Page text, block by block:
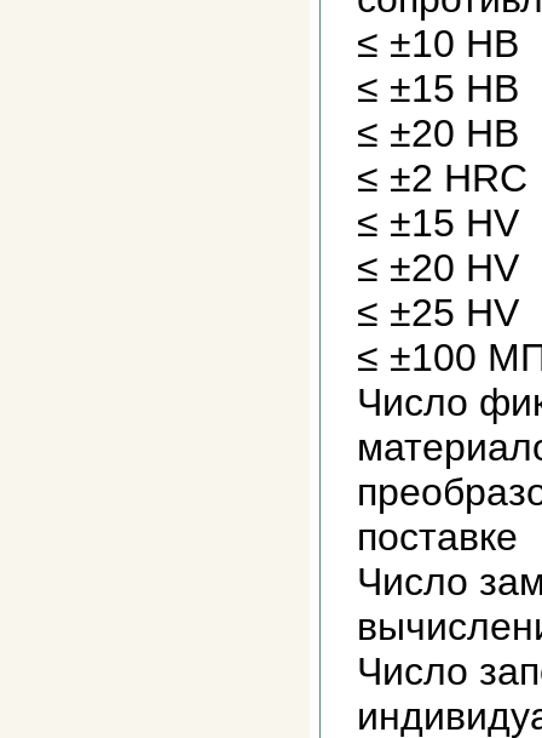
≤ ±10 НВ
≤ ±15 НВ
≤ ±20 НВ
≤ ±2 НRС
≤ ±15 HV
≤ ±20 HV
≤ ±25 HV
≤ ±100
Число
Число
Число